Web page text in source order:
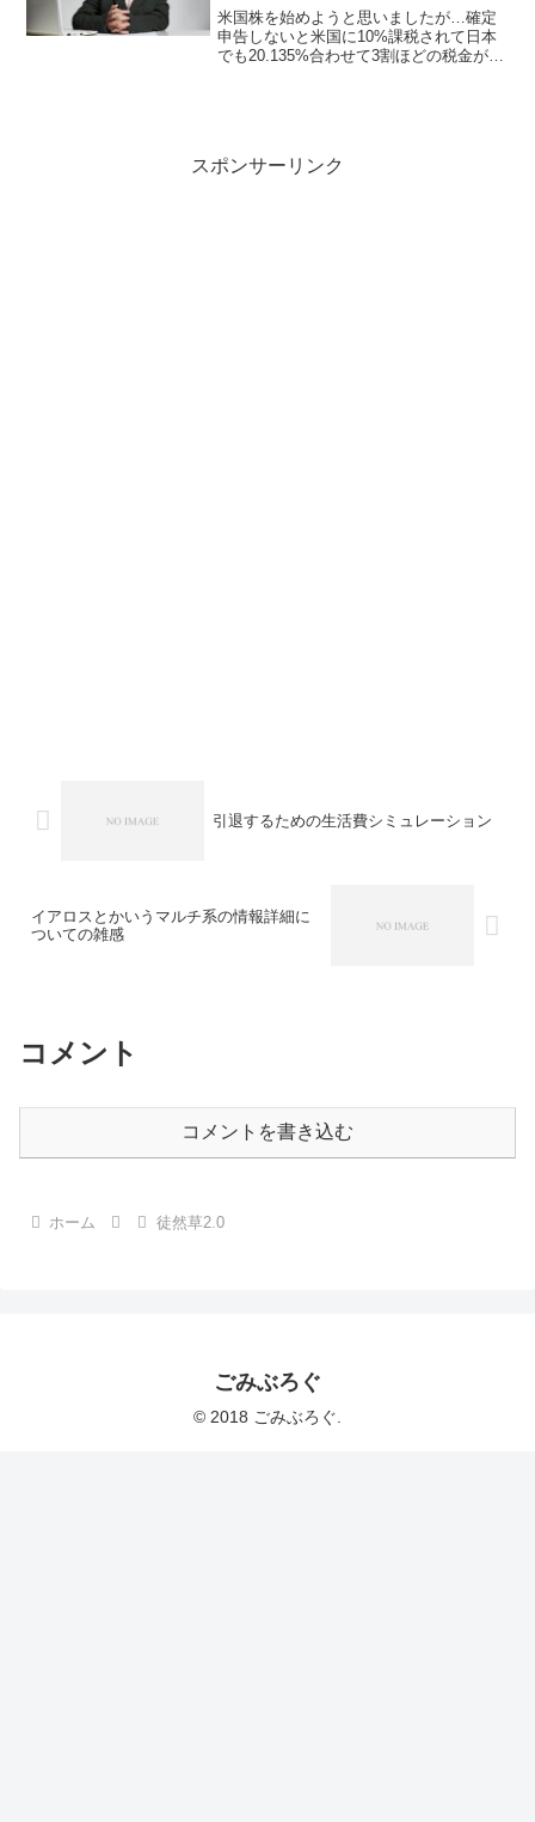
米国株を始めようと思いましたが…確定
申告しないと米国に10%課税されて日本
でも20.135%合わせて3割ほどの税金がと
スポンサーリンク
引退するための生活費シミュレーション
イアロスとかいうマルチ系の情報詳細に
ついての雑感
コメント
コメントを書き込む
ホーム 徒然草2.0
ごみぶろぐ
© 2018 ごみぶろぐ.